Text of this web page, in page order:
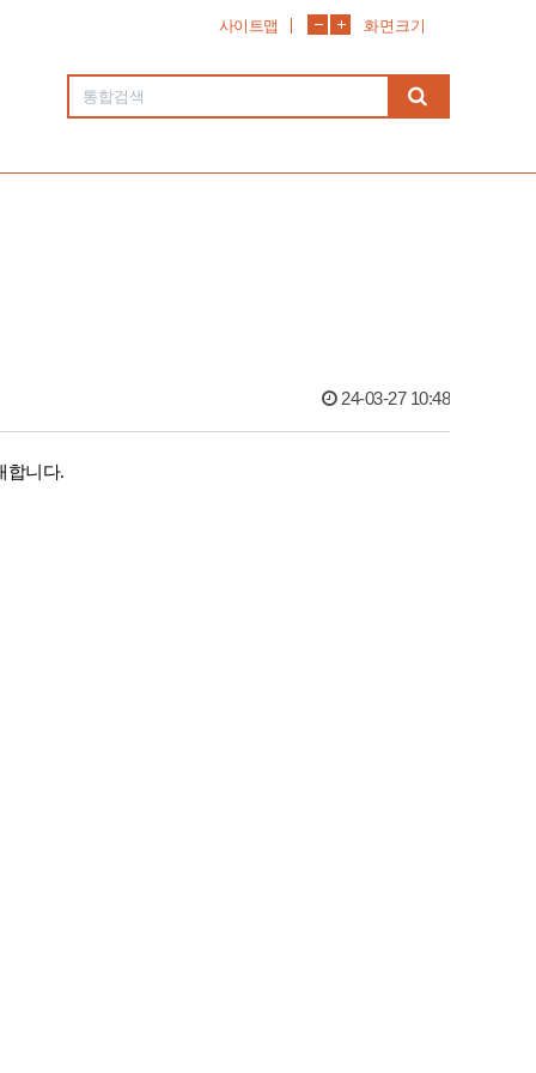
사이트맵 화면크기
24-03-27 10:48
합니다.